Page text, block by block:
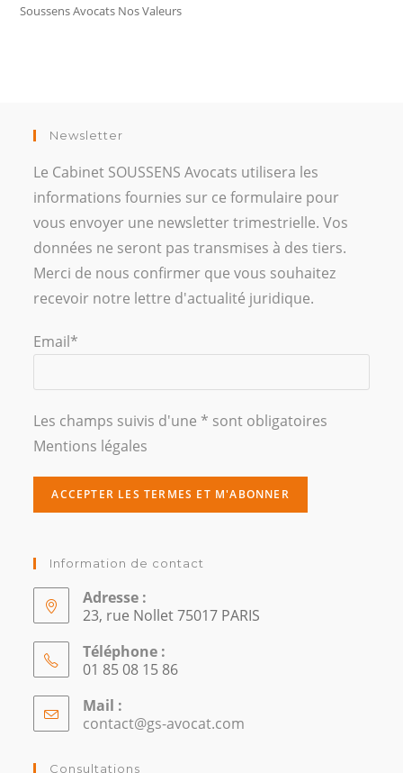
Soussens Avocats Nos Valeurs
Newsletter
Le Cabinet SOUSSENS Avocats utilisera les
informations fournies sur ce formulaire pour
vous envoyer une newsletter trimestrielle. Vos
données ne seront pas transmises à des tiers.
Merci de nous confirmer que vous souhaitez
recevoir notre lettre d'actualité juridique.
Email*
Les champs suivis d'une * sont obligatoires
Mentions légales
Information de contact
Adresse :
23, rue Nollet 75017 PARIS
Téléphone :
01 85 08 15 86
Mail :
contact@gs-avocat.com
Consultations